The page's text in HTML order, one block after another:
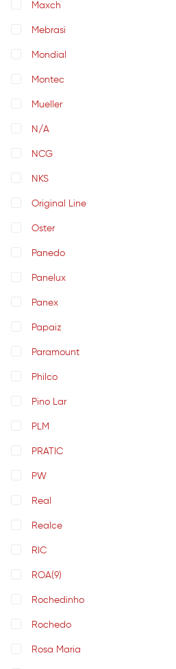
Maxch
Mebrasi
Mondial
Montec
Mueller
N/A
NCG
NKS
Original Line
Oster
Panedo
Panelux
Panex
Papaiz
Paramount
Philco
Pino Lar
PLM
PRATIC
PW
Real
Realce
RIC
ROA(9)
Rochedinho
Rochedo
Rosa Maria